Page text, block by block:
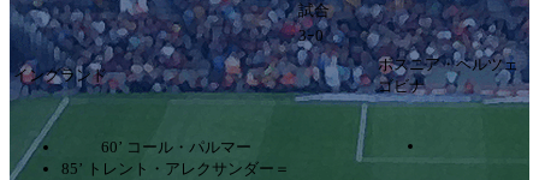
試合
3ｰ0
イングランド
ボスニア・ヘルツェ
ゴビナ
60’ コール・パルマー
85’ トレント・アレクサンダー＝